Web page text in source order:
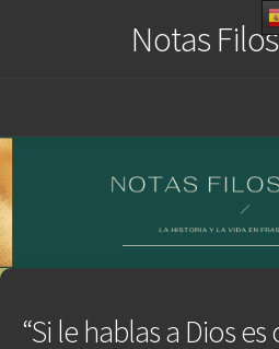
Notas
“Si le hablas a Dios